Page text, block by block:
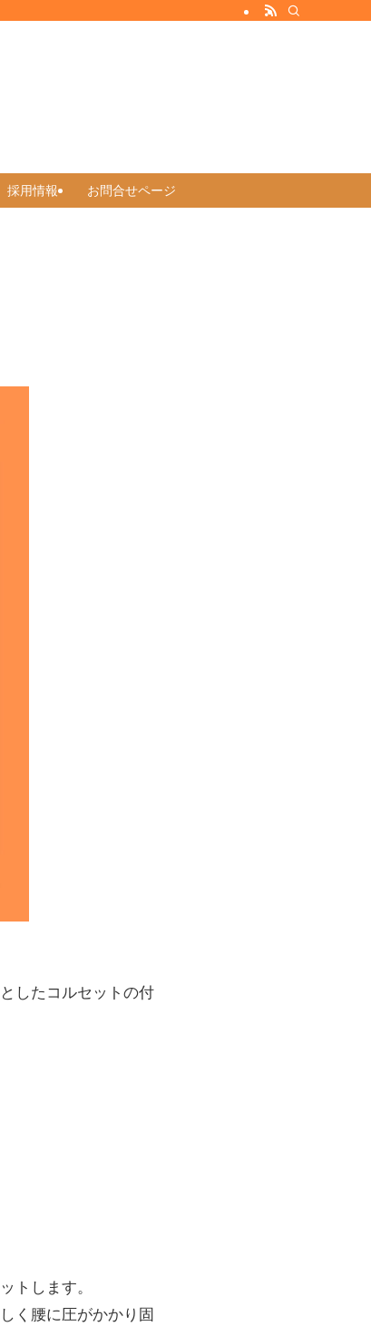
採用情報 お問合せページ
したコルセットの付
トします。
く腰に圧がかかり固